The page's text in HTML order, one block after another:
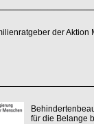
der Aktion
für die Belange